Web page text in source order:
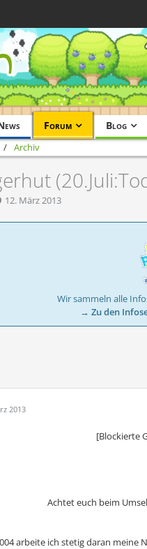
Forum Blog
Archiv
12. März 2013
Wir sammeln alle
→ Zu den
2013
[Blockierte
Achtet euch beim
arbeite ich stetig daran meine